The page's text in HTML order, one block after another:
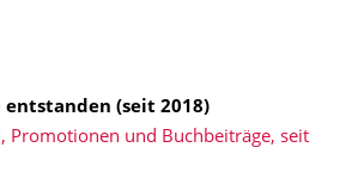
entstanden (seit 2018)
Promotionen und Buchbeiträge, seit